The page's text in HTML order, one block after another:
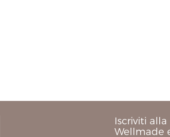
Iscriviti
Wellmade